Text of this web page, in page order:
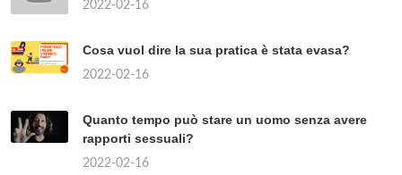
2022-02-16
Cosa vuol dire la sua pratica è stata evasa?
2022-02-16
Quanto tempo può stare un uomo senza avere
rapporti sessuali?
2022-02-16